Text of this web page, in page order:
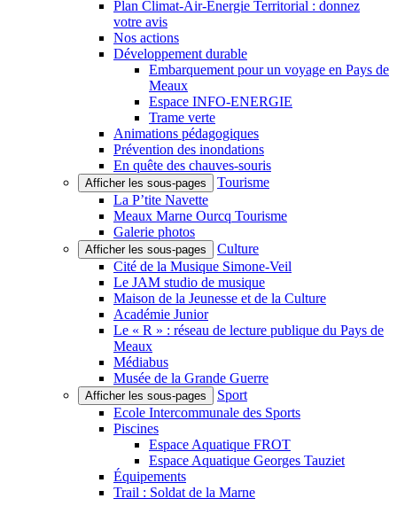
Plan Climat-Air-Énergie Territorial : donnez
votre avis
Nos actions
Développement durable
Embarquement pour un voyage en Pays de
Meaux
Espace INFO-ENERGIE
Trame verte
Animations pédagogiques
Prévention des inondations
En quête des chauves-souris
Afficher les sous-pages
Tourisme
La P’tite Navette
Meaux Marne Ourcq Tourisme
Galerie photos
Afficher les sous-pages
Culture
Cité de la Musique Simone-Veil
Le JAM studio de musique
Maison de la Jeunesse et de la Culture
Académie Junior
Le « R » : réseau de lecture publique du Pays de
Meaux
Médiabus
Musée de la Grande Guerre
Afficher les sous-pages
Sport
Ecole Intercommunale des Sports
Piscines
Espace Aquatique FROT
Espace Aquatique Georges Tauziet
Équipements
Trail : Soldat de la Marne